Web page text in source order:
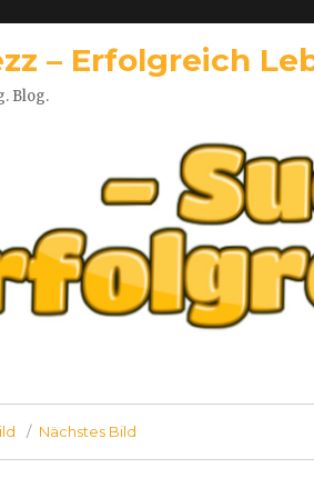
– Erfolgreich
Blog.
Nächstes Bild